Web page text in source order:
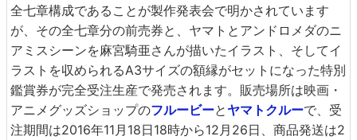
全七章構成であることが製作発表会で明かされています
が、その全七章分の前売券と、ヤマトとアンドロメダのニ
アミスシーンを麻宮騎亜さんが描いたイラスト、そしてイ
ラストを収められるA3サイズの額縁がセットになった特別
鑑賞券が完全受注生産で発売されます。販売場所は映画・
アニメグッズショップのフルービーと ヤマトクルーで、受
注期間は2016年11月18日18時から12月26日、商品発送は2